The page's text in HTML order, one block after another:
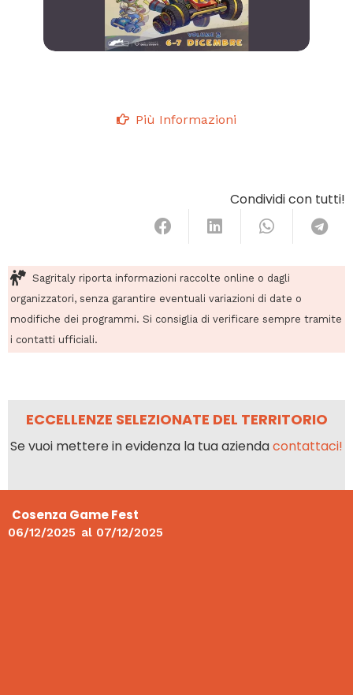
Più Informazioni
Condividi con tutti!
Sagritaly riporta informazioni raccolte online o dagli
organizzatori, senza garantire eventuali variazioni di date o
modifiche dei programmi. Si consiglia di verificare sempre tramite
i contatti ufficiali.
ECCELLENZE SELEZIONATE DEL TERRITORIO
Se vuoi mettere in evidenza la tua aziendacontattaci!
Cosenza Game Fest
06/12/2025 al 07/12/2025